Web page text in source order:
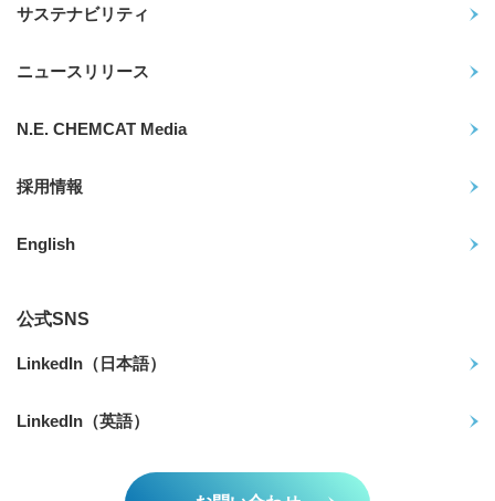
サステナビリティ
ニュースリリース
N.E. CHEMCAT Media
採用情報
English
公式SNS
LinkedIn（日本語）
LinkedIn（英語）